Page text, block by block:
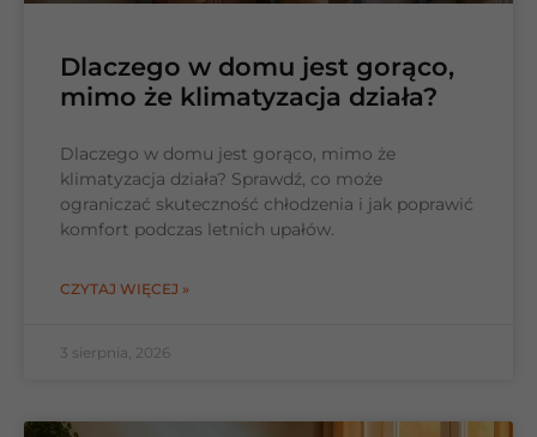
Dlaczego w domu jest gorąco,
mimo że klimatyzacja działa?
Dlaczego w domu jest gorąco, mimo że
klimatyzacja działa? Sprawdź, co może
ograniczać skuteczność chłodzenia i jak poprawić
komfort podczas letnich upałów.
CZYTAJ WIĘCEJ »
3 sierpnia, 2026